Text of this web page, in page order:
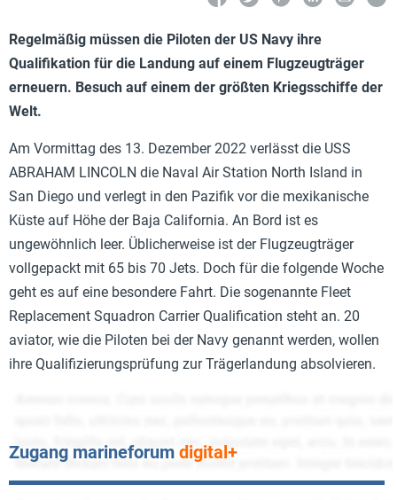
Regelmäßig müssen die Piloten der US Navy ihre
Qualifikation für die Landung auf einem Flugzeugträger
erneuern. Besuch auf einem der größten Kriegsschiffe der
Welt.
Am Vormittag des 13. Dezember 2022 verlässt die USS
ABRAHAM LINCOLN die Naval Air Station North Island in
San Diego und verlegt in den Pazifik vor die mexikanische
Küste auf Höhe der Baja California. An Bord ist es
ungewöhnlich leer. Üblicherweise ist der Flugzeugträger
vollgepackt mit 65 bis 70 Jets. Doch für die folgende Woche
geht es auf eine besondere Fahrt. Die sogenannte Fleet
Replacement Squadron Carrier Qualification steht an. 20
aviator, wie die Piloten bei der Navy genannt werden, wollen
ihre Qualifizierungsprüfung zur Trägerlandung absolvieren.
Zugang marineforum digital+